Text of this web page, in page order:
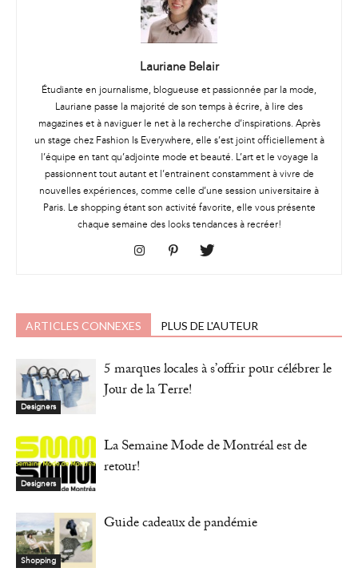
Lauriane Belair
Étudiante en journalisme, blogueuse et passionnée par la mode,
Lauriane passe la majorité de son temps à écrire, à lire des
magazines et à naviguer le net à la recherche d’inspirations. Après
un stage chez Fashion Is Everywhere, elle s’est joint officiellement à
l’équipe en tant qu’adjointe mode et beauté. L’art et le voyage la
passionnent tout autant et l’entrainent constamment à vivre de
nouvelles expériences, comme celle d’une session universitaire à
Paris. Le shopping étant son activité favorite, elle vous présente
chaque semaine des looks tendances à recréer!
ARTICLES CONNEXES PLUS DE L'AUTEUR
Designers
5 marques locales à s’offrir pour célébrer le
Jour de la Terre!
Designers
La Semaine Mode de Montréal est de
retour!
Shopping
Guide cadeaux de pandémie